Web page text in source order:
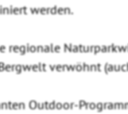
werden.
verwöhnt
Outdoor-